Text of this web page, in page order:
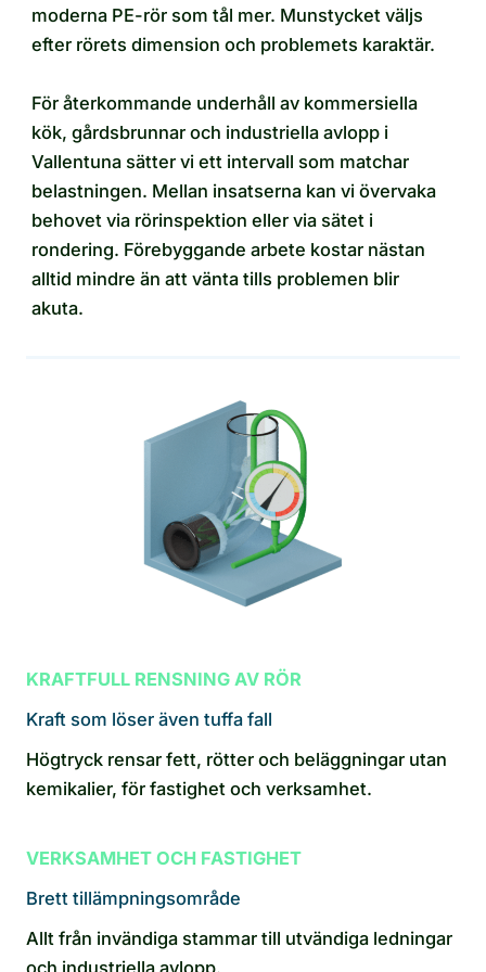
moderna PE-rör som tål mer. Munstycket väljs
efter rörets dimension och problemets karaktär.
För återkommande underhåll av kommersiella
kök, gårdsbrunnar och industriella avlopp i
Vallentuna sätter vi ett intervall som matchar
belastningen. Mellan insatserna kan vi övervaka
behovet via rörinspektion eller via sätet i
rondering. Förebyggande arbete kostar nästan
alltid mindre än att vänta tills problemen blir
akuta.
KRAFTFULL RENSNING AV RÖR
Kraft som löser även tuffa fall
Högtryck rensar fett, rötter och beläggningar utan
kemikalier, för fastighet och verksamhet.
VERKSAMHET OCH FASTIGHET
Brett tillämpningsområde
Allt från invändiga stammar till utvändiga ledningar
och industriella avlopp.